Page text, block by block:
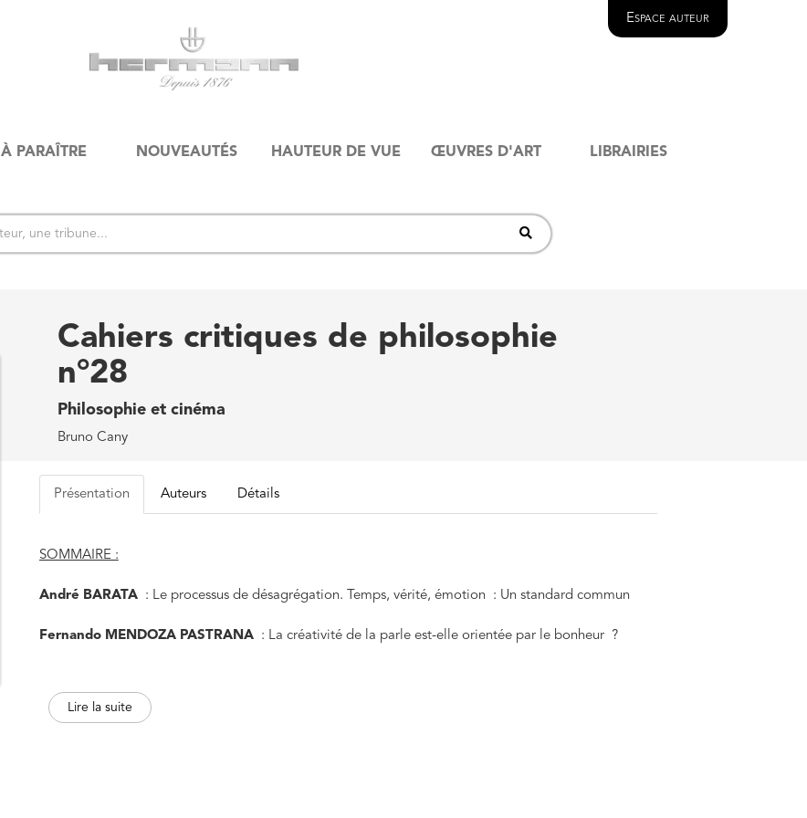
Espace auteur
À PARAÎTRE NOUVEAUTÉS HAUTEUR DE VUE ŒUVRES D'ART LIBRAIRIES
Cahiers critiques de philosophie
n°28
Philosophie et cinéma
Bruno Cany
Présentation Auteurs Détails
SOMMAIRE :
André BARATA: Le processus de désagrégation. Temps, vérité, émotion : Un standard commun
Fernando MENDOZA PASTRANA: La créativité de la parle est-elle orientée par le bonheur ?
Éric LECERF : Le réel en excès. Pourquoi continuer à “lire” des films
Lire la suite